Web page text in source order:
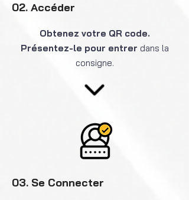
02. Accéder
Obtenez votre QR code.
Présentez-le pour entrer dans la
consigne.
03. Se Connecter